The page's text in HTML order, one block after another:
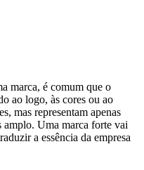
marca, é comum que o
ao logo, às cores ou ao
mas representam apenas
amplo. Uma marca forte vai
a essência da empresa